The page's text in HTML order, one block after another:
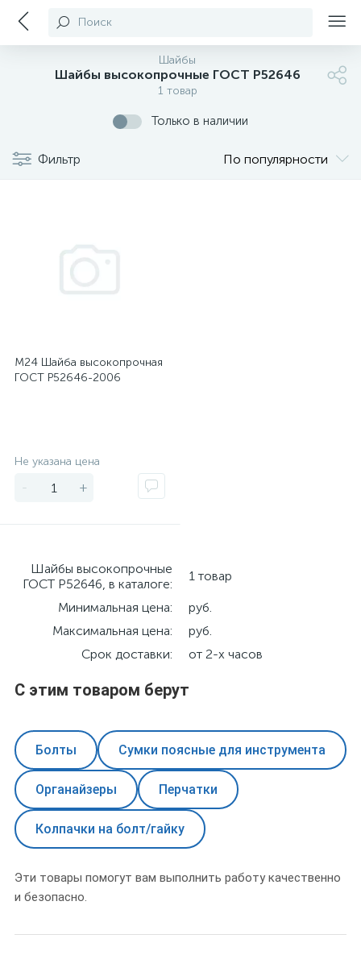
Поиск
Шайбы
Шайбы высокопрочные ГОСТ Р52646
1 товар
Только в наличии
Фильтр По популярности
М24 Шайба высокопрочная
ГОСТ Р52646-2006
Не указана цена
- +
Шайбы высокопрочные
ГОСТ Р52646, в каталоге:
1 товар
Минимальная цена:
руб.
Максимальная цена:
руб.
Срок доставки:
от 2-х часов
С этим товаром берут
Болты Сумки поясные для инструмента
Органайзеры Перчатки
Колпачки на болт/гайку
Эти товары помогут вам выполнить работу качественно
и безопасно.